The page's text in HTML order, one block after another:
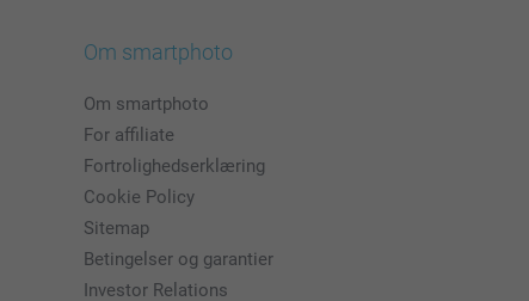
Om smartphoto
Om smartphoto
For affiliate
Fortrolighedserklæring
Cookie Policy
Sitemap
Betingelser og garantier
Investor Relations